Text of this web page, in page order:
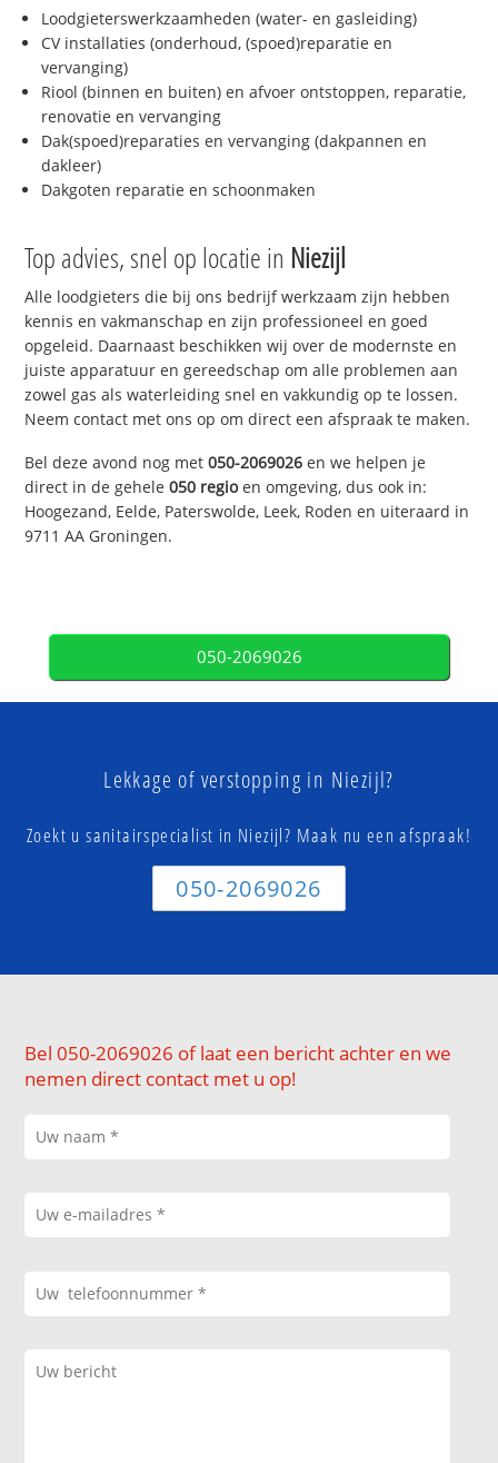
Loodgieterswerkzaamheden (water- en gasleiding)
CV installaties (onderhoud, (spoed)reparatie en
vervanging)
Riool (binnen en buiten) en afvoer ontstoppen, reparatie,
renovatie en vervanging
Dak(spoed)reparaties en vervanging (dakpannen en
dakleer)
Dakgoten reparatie en schoonmaken
Top advies, snel op locatie in Niezijl
Alle loodgieters die bij ons bedrijf werkzaam zijn hebben
kennis en vakmanschap en zijn professioneel en goed
opgeleid. Daarnaast beschikken wij over de modernste en
juiste apparatuur en gereedschap om alle problemen aan
zowel gas als waterleiding snel en vakkundig op te lossen.
Neem contact met ons op om direct een afspraak te maken.
Bel deze avond nog met050-2069026 en we helpen je
direct in de gehele050 regioen omgeving, dus ook in:
Hoogezand, Eelde, Paterswolde, Leek, Roden en uiteraard in
9711 AA Groningen.
050-2069026
Lekkage of verstopping in Niezijl?
Zoekt u sanitairspecialist in Niezijl? Maak nu een afspraak!
050-2069026
Bel 050-2069026 of laat een bericht achter en we
nemen direct contact met u op!